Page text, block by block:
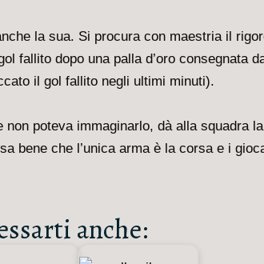
la sua. Si procura con maestria il
fallito dopo una palla d’oro consegnata
il gol fallito negli ultimi minuti).
non poteva immaginarlo, dà alla squadra
bene che l’unica arma è la corsa e i
anche: